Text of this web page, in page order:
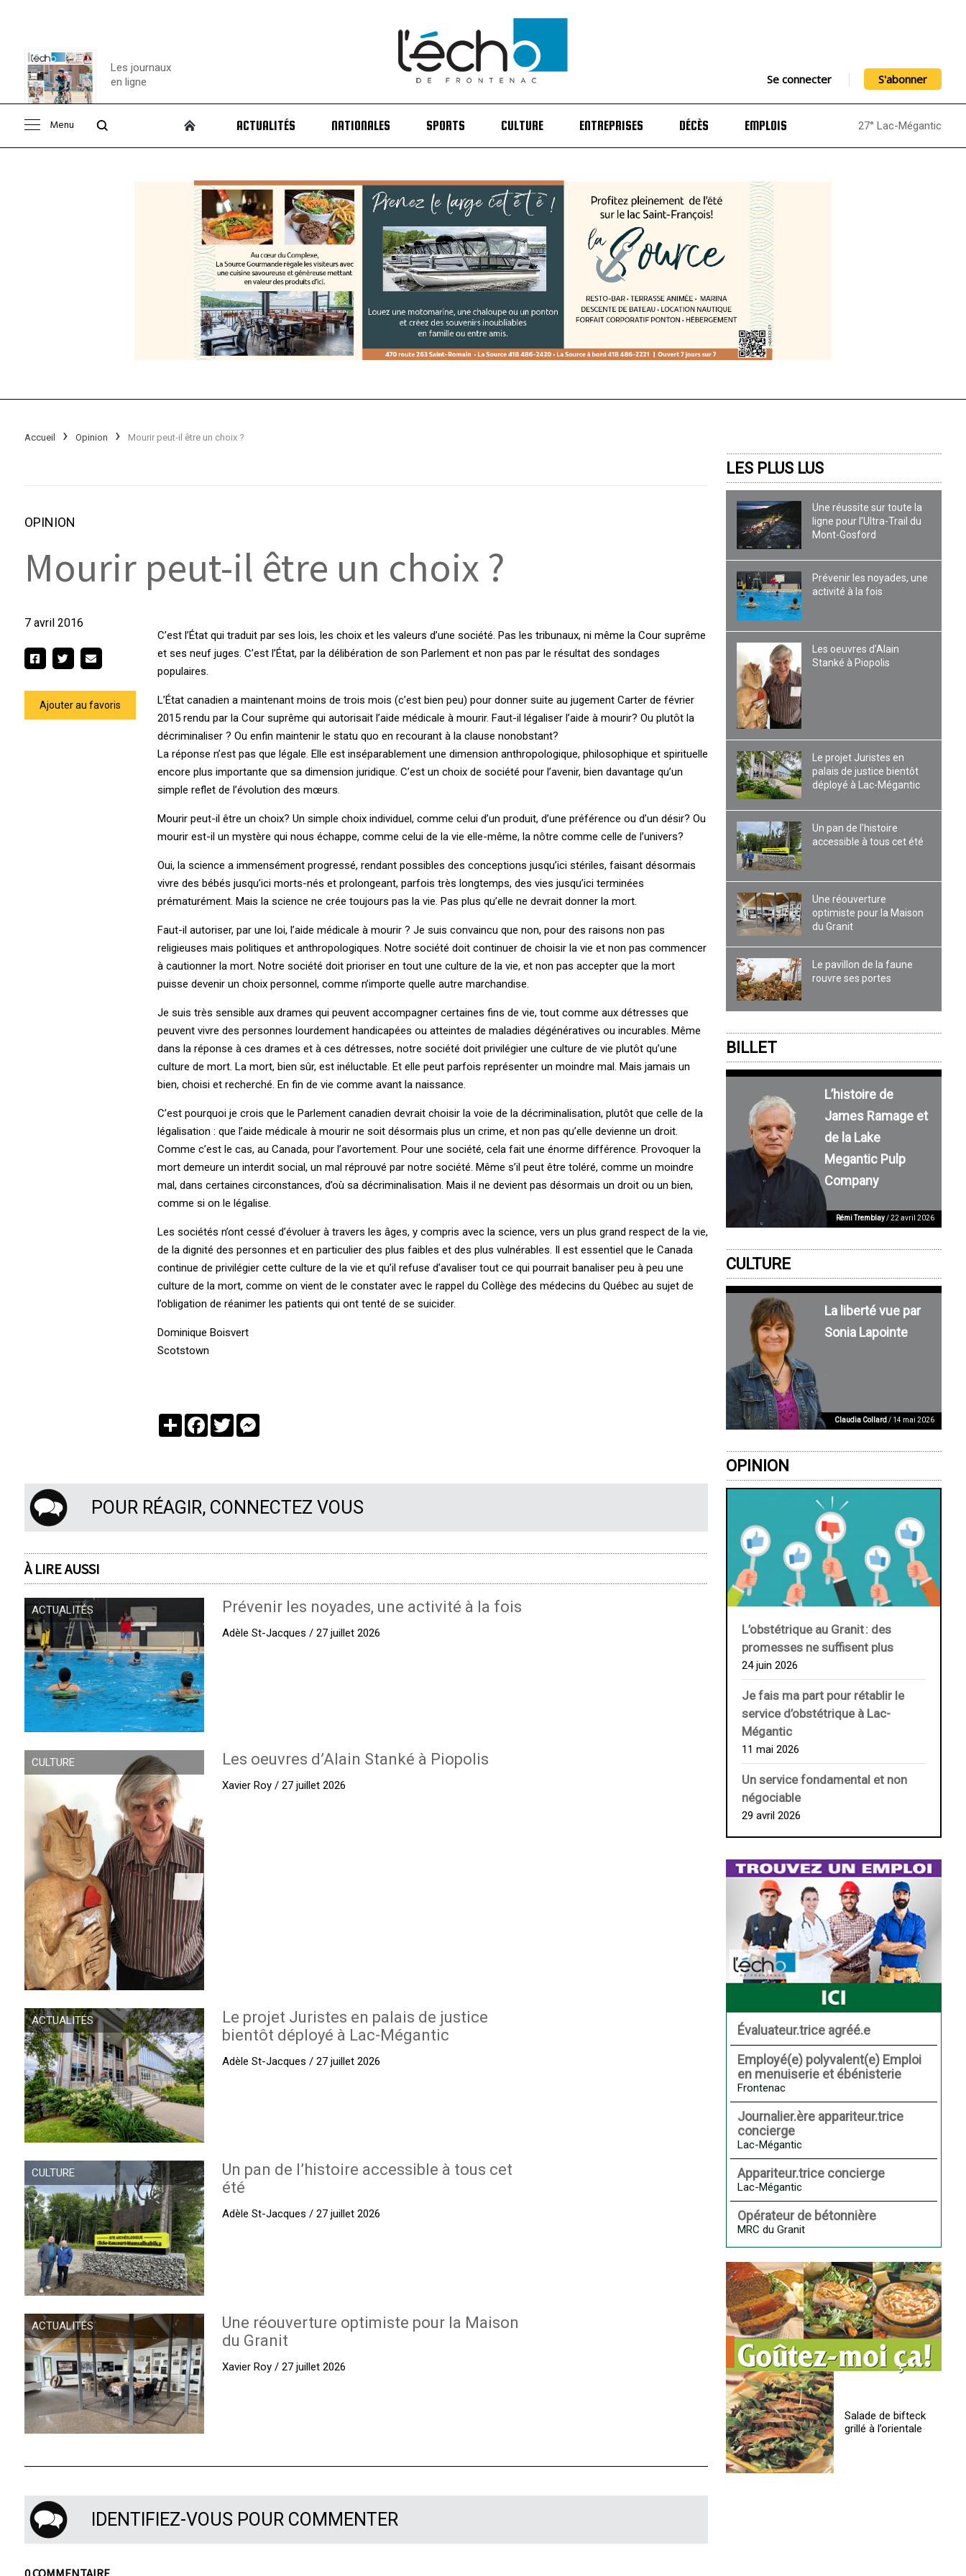
Consulter le
Les journaux
en ligne
Se connecter S'abonner
Menu ACTUALITÉS NATIONALES SPORTS CULTURE ENTREPRISES DÉCÈS EMPLOIS 27° Lac-Mégantic
Accueil Opinion Mourir peut-il être un choix ?
OPINION
Mourir peut-il être un choix ?
7 avril 2016
Ajouter au favoris
C’est l’État qui traduit par ses lois, les choix et les valeurs d’une société. Pas les tribunaux, ni même la Cour suprême
et ses neuf juges. C’est l’État, par la délibération de son Parlement et non pas par le résultat des sondages
populaires.
L’État canadien a maintenant moins de trois mois (c’est bien peu) pour donner suite au jugement Carter de février
2015 rendu par la Cour suprême qui autorisait l’aide médicale à mourir. Faut-il légaliser l’aide à mourir? Ou plutôt la
décriminaliser ? Ou enfin maintenir le statu quo en recourant à la clause nonobstant?
La réponse n’est pas que légale. Elle est inséparablement une dimension anthropologique, philosophique et spirituelle
encore plus importante que sa dimension juridique. C’est un choix de société pour l’avenir, bien davantage qu’un
simple reflet de l’évolution des mœurs.
Mourir peut-il être un choix? Un simple choix individuel, comme celui d’un produit, d’une préférence ou d’un désir? Ou
mourir est-il un mystère qui nous échappe, comme celui de la vie elle-même, la nôtre comme celle de l’univers?
Oui, la science a immensément progressé, rendant possibles des conceptions jusqu’ici stériles, faisant désormais
vivre des bébés jusqu’ici morts-nés et prolongeant, parfois très longtemps, des vies jusqu’ici terminées
prématurément. Mais la science ne crée toujours pas la vie. Pas plus qu’elle ne devrait donner la mort.
Faut-il autoriser, par une loi, l’aide médicale à mourir ? Je suis convaincu que non, pour des raisons non pas
religieuses mais politiques et anthropologiques. Notre société doit continuer de choisir la vie et non pas commencer
à cautionner la mort. Notre société doit prioriser en tout une culture de la vie, et non pas accepter que la mort
puisse devenir un choix personnel, comme n’importe quelle autre marchandise.
Je suis très sensible aux drames qui peuvent accompagner certaines fins de vie, tout comme aux détresses que
peuvent vivre des personnes lourdement handicapées ou atteintes de maladies dégénératives ou incurables. Même
dans la réponse à ces drames et à ces détresses, notre société doit privilégier une culture de vie plutôt qu’une
culture de mort. La mort, bien sûr, est inéluctable. Et elle peut parfois représenter un moindre mal. Mais jamais un
bien, choisi et recherché. En fin de vie comme avant la naissance.
C’est pourquoi je crois que le Parlement canadien devrait choisir la voie de la décriminalisation, plutôt que celle de la
légalisation : que l’aide médicale à mourir ne soit désormais plus un crime, et non pas qu’elle devienne un droit.
Comme c’est le cas, au Canada, pour l’avortement. Pour une société, cela fait une énorme différence. Provoquer la
mort demeure un interdit social, un mal réprouvé par notre société. Même s’il peut être toléré, comme un moindre
mal, dans certaines circonstances, d’où sa décriminalisation. Mais il ne devient pas désormais un droit ou un bien,
comme si on le légalise.
Les sociétés n’ont cessé d’évoluer à travers les âges, y compris avec la science, vers un plus grand respect de la vie,
de la dignité des personnes et en particulier des plus faibles et des plus vulnérables. Il est essentiel que le Canada
continue de privilégier cette culture de la vie et qu’il refuse d’avaliser tout ce qui pourrait banaliser peu à peu une
culture de la mort, comme on vient de le constater avec le rappel du Collège des médecins du Québec au sujet de
l’obligation de réanimer les patients qui ont tenté de se suicider.
Dominique Boisvert
Scotstown
PartagerFacebook
TwitterMessenger
POUR RÉAGIR, CONNECTEZ VOUS
À LIRE AUSSI
ACTUALITÉS Prévenir les noyades, une activité à la fois
Adèle St-Jacques / 27 juillet 2026
CULTURE Les oeuvres d’Alain Stanké à Piopolis
Xavier Roy / 27 juillet 2026
ACTUALITÉS
Le projet Juristes en palais de justice
bientôt déployé à Lac-Mégantic
Adèle St-Jacques / 27 juillet 2026
CULTURE
Un pan de l’histoire accessible à tous cet
été
Adèle St-Jacques / 27 juillet 2026
ACTUALITÉS
Une réouverture optimiste pour la Maison
du Granit
Xavier Roy / 27 juillet 2026
IDENTIFIEZ-VOUS POUR COMMENTER
0 COMMENTAIRE
LES PLUS LUS
Une réussite sur toute la
ligne pour l’Ultra-Trail du
Mont-Gosford
Prévenir les noyades, une
activité à la fois
Les oeuvres d’Alain
Stanké à Piopolis
Le projet Juristes en
palais de justice bientôt
déployé à Lac-Mégantic
Un pan de l’histoire
accessible à tous cet été
Une réouverture
optimiste pour la Maison
du Granit
Le pavillon de la faune
rouvre ses portes
BILLET
L’histoire de
James Ramage et
de la Lake
Megantic Pulp
Company
Rémi Tremblay/ 22 avril 2026
CULTURE
La liberté vue par
Sonia Lapointe
Claudia Collard/ 14 mai 2026
OPINION
L’obstétrique au ­Granit : des
promesses ne suffisent plus
24 juin 2026
Je fais ma part pour rétablir le
service d’obstétrique à Lac-
Mégantic
11 mai 2026
Un service fondamental et non
négociable
29 avril 2026
Évaluateur.trice agréé.e
Employé(e) polyvalent(e) Emploi
en menuiserie et ébénisterie
Frontenac
Journalier.ère appariteur.trice
concierge
Lac-Mégantic
Appariteur.trice concierge
Lac-Mégantic
Opérateur de bétonnière
MRC du Granit
Salade de bifteck
grillé à l’orientale